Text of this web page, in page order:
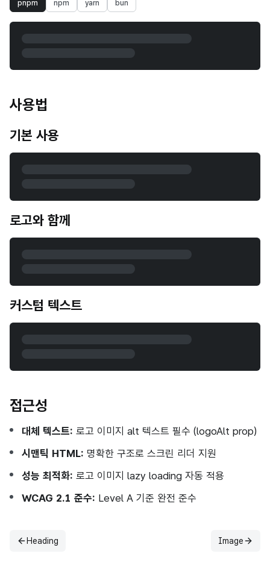
pnpm npm yarn bun
사용법
기본 사용
로고와 함께
커스텀 텍스트
접근성
대체 텍스트: 로고 이미지 alt 텍스트 필수 (logoAlt prop)
시맨틱 HTML: 명확한 구조로 스크린 리더 지원
성능 최적화: 로고 이미지 lazy loading 자동 적용
WCAG 2.1 준수: Level A 기준 완전 준수
이전
Heading
다음
Image